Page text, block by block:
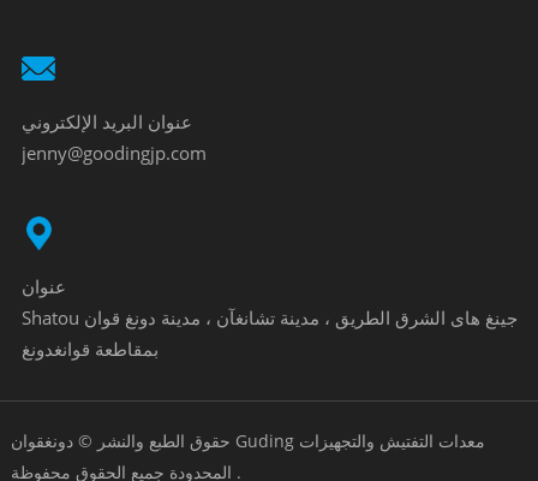
عنوان البريد الإلكتروني
jenny@goodingjp.com
عنوان
Shatou جينغ هاى الشرق الطريق ، مدينة تشانغآن ، مدينة دونغ قوان
بمقاطعة قوانغدونغ
حقوق الطبع والنشر © دونغقوان Guding معدات التفتيش والتجهيزات
المحدودة جميع الحقوق محفوظة .